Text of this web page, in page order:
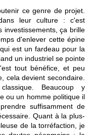
ce genre de projet.
leur culture : c'est
investissements, ça brille
d'enlever cette épine
est un fardeau pour la
un industriel se pointe
tout bénéfice, et peu
cela devient secondaire.
Beaucoup y
ou un homme politique il
suffisamment de
Quant à la plus-
de la torréfaction, je